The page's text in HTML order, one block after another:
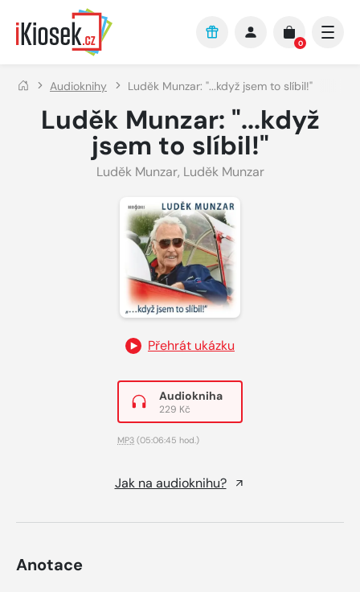
Přejít na hlavní obsah
0
Audioknihy Luděk Munzar: "...když jsem to slíbil!"
Luděk Munzar: "...když
jsem to slíbil!"
Luděk Munzar, Luděk Munzar
Přehrát ukázku
Audiokniha
229 Kč
MP3 (05:06:45 hod.)
Jak na audioknihu?
Anotace